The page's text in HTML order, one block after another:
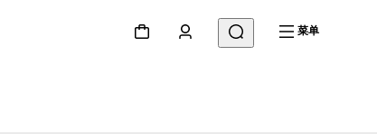
菜单